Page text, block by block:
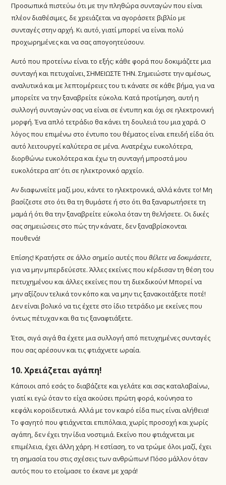
Προσωπικά πιστεύω ότι με την πληθώρα συνταγών που είναι
πλέον διαθέσιμες, δε χρειάζεται να αγοράσετε βιβλίο με
συνταγές στην αρχή. Κι αυτό, γιατί μπορεί να είναι πολύ
προχωρημένες και να σας απογοητεύσουν.
Αυτό που προτείνω είναι το εξής: κάθε φορά που δοκιμάζετε μια
συνταγή και πετυχαίνει, ΣΗΜΕΙΩΣΤΕ ΤΗΝ. Σημειώστε την αμέσως,
αναλυτικά και με λεπτομέρειες του τι κάνατε σε κάθε βήμα, για να
μπορείτε να την ξαναβρείτε εύκολα. Κατά προτίμηση, αυτή η
συλλογή συνταγών σας να είναι σε έντυπη και όχι σε ηλεκτρονική
μορφή. Ένα απλό τετράδιο θα κάνει τη δουλειά του μια χαρά. Ο
λόγος που επιμένω στο έντυπο του θέματος είναι επειδή είδα ότι
αυτό λειτουργεί καλύτερα σε μένα. Ανατρέχω ευκολότερα,
διορθώνω ευκολότερα και έχω τη συνταγή μπροστά μου
ευκολότερα απ’ ότι σε ηλεκτρονικό αρχείο.
Αν διαφωνείτε μαζί μου, κάντε το ηλεκτρονικά, αλλά κάντε το! Μη
βασίζεστε στο ότι θα τη θυμάστε ή στο ότι θα ξαναρωτήσετε τη
μαμά ή ότι θα την ξαναβρείτε εύκολα όταν τη θελήσετε. Οι δικές
σας σημειώσεις στο πώς την κάνατε, δεν ξαναβρίσκονται
πουθενά!
Επίσης! Κρατήστε σε άλλο σημείο αυτές πουθέλετε να δοκιμάσετε,
για να μην μπερδεύεστε. Άλλες εκείνες που κέρδισαν τη θέση του
πετυχημένου και άλλες εκείνες που τη διεκδικούν! Μπορεί να
μην αξίζουν τελικά τον κόπο και να μην τις ξανακοιτάξετε ποτέ!
Δεν είναι βολικό να τις έχετε στο ίδιο τετράδιο με εκείνες που
όντως πέτυχαν και θα τις ξαναφτιάξετε.
Έτσι, σιγά σιγά θα έχετε μια συλλογή από πετυχημένες συνταγές
που σας αρέσουν και τις φτιάχνετε ωραία.
10. Χρειάζεται αγάπη!
Κάποιοι από εσάς το διαβάζετε και γελάτε και σας καταλαβαίνω,
γιατί κι εγώ όταν το είχα ακούσει πρώτη φορά, κούνησα το
κεφάλι κοροϊδευτικά. Αλλά με τον καιρό είδα πως είναι αλήθεια!
Το φαγητό που φτιάχνεται επιπόλαια, χωρίς προσοχή και χωρίς
αγάπη, δεν έχει την ίδια νοστιμιά. Εκείνο που φτιάχνεται με
επιμέλεια, έχει άλλη χάρη. Η εστίαση, το να τρώμε όλοι μαζί, έχει
τη σημασία του στις σχέσεις των ανθρώπων! Πόσο μάλλον όταν
αυτός που το ετοίμασε το έκανε με χαρά!